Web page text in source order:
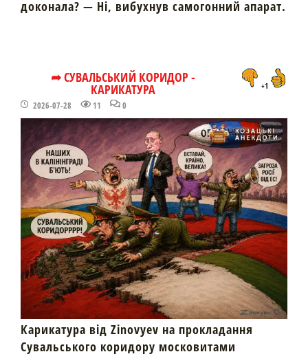
доконала? — Ні, вибухнув самогонний апарат.
➦ СУВАЛЬСЬКИЙ КОРИДОР -
КАРИКАТУРА
2026-07-28 11 0
+1
Карикатура від Zinovyev на прокладання
Сувальського коридору московитами